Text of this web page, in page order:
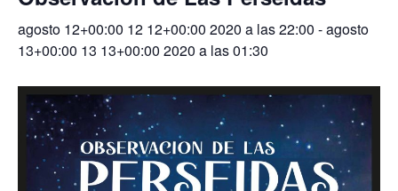
agosto 12+00:00 12 12+00:00 2020 a las 22:00 -agosto
13+00:00 13 13+00:00 2020 a las 01:30